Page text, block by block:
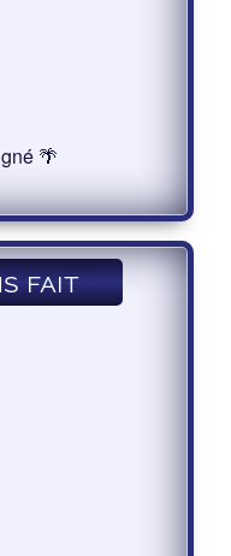
🌴
fait